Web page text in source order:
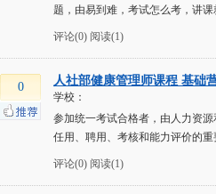
题，由易到难，考试怎么考，讲
评论(0) 阅读(1)
0 人社部健康管理师课程 基础
学校：
参加统一考试合格者，由人力资
任用、聘用、考核和能力评价的
评论(0) 阅读(1)